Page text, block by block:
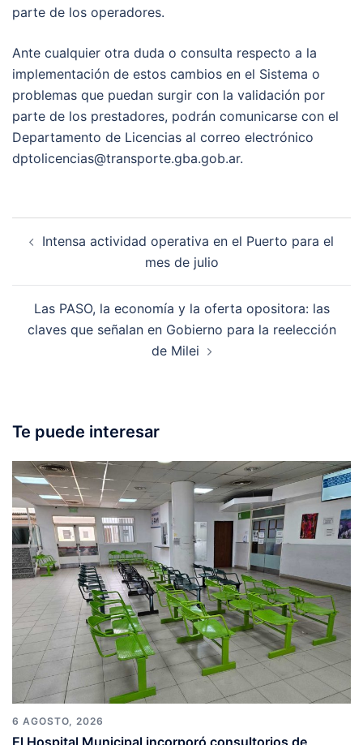
parte de los operadores.
Ante cualquier otra duda o consulta respecto a la
implementación de estos cambios en el Sistema o
problemas que puedan surgir con la validación por
parte de los prestadores, podrán comunicarse con el
Departamento de Licencias al correo electrónico
dptolicencias@transporte.gba.gob.ar.
navigation
Intensa actividad operativa en el Puerto para el
mes de julio
Las PASO, la economía y la oferta opositora: las
claves que señalan en Gobierno para la reelección
de Milei
Te puede interesar
6 AGOSTO, 2026
El Hospital Municipal incorporó consultorios de